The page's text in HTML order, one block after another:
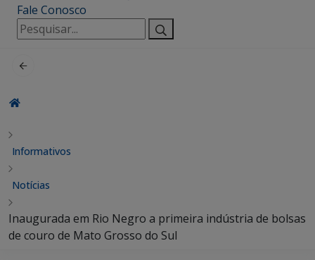
Fale Conosco
Pesquisar
por:
Informativos
Notícias
Inaugurada em Rio Negro a primeira indústria de bolsas
de couro de Mato Grosso do Sul